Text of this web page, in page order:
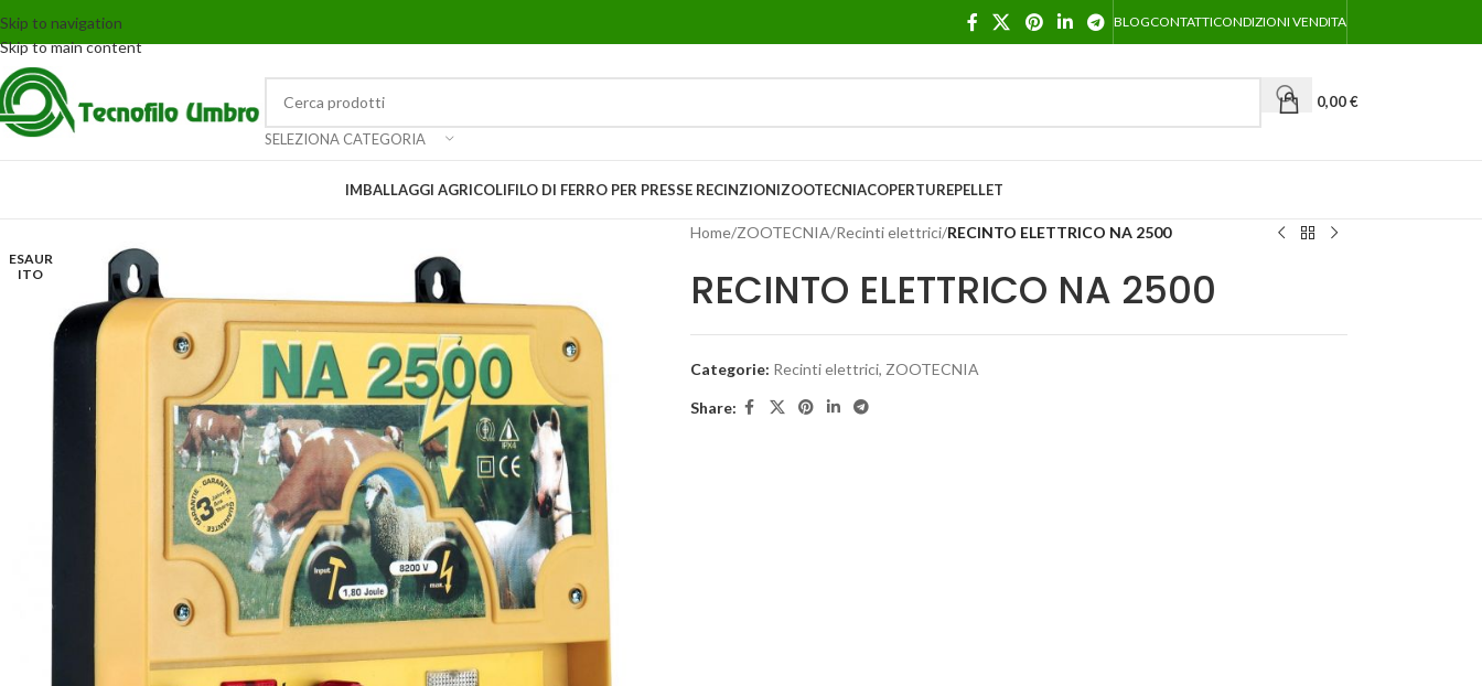
Skip to navigation
Skip to main content
BLOGCONTATTICONDIZIONI VENDITA
SELEZIONA CATEGORIA
0,00€
IMBALLAGGI AGRICOLIFILO DI FERRO PER PRESSE RECINZIONIZOOTECNIACOPERTUREPELLET
ESAUR
ITO
Home/ZOOTECNIA/Recinti elettrici/RECINTO ELETTRICO NA 2500
RECINTO ELETTRICO NA 2500
Categorie: Recinti elettrici, ZOOTECNIA
Share: